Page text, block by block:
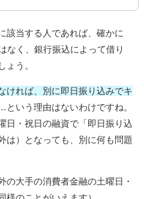
該当する人であれば、確かに
なく、銀行振込によって借り
う。
ければ、別に即日振り込みでキ
という理由はないわけですね。
日・祝日の融資で「即日振り込
は）となっても、別に何も問題
の大手の消費者金融の土曜日・